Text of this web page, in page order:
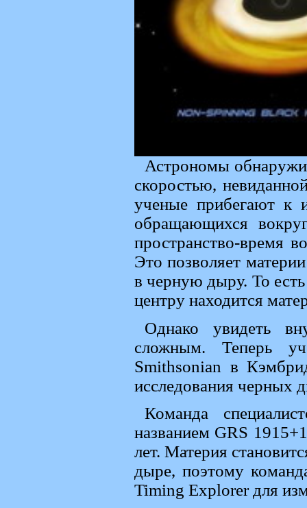
Астрономы
скоростью,
ученые прибегают к
обращающихся
пространство-время
Это позволяет
в черную дыру. То
центру находится
Однако увидеть
сложным. Теперь
Smithsonian в
исследования черных
Команда
названием GRS
лет. Материя
дыре, поэтому
Timing Explorer для